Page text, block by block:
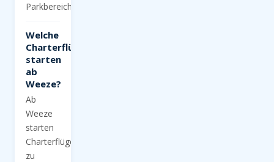
Parkbereich.
Welche
Charterflüge
starten
ab
Weeze?
Ab
Weeze
starten
Charterflüge
zu